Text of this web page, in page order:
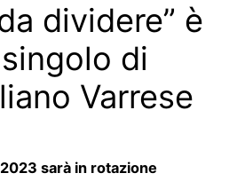
dividere” è
di
Varrese
sarà in rotazione